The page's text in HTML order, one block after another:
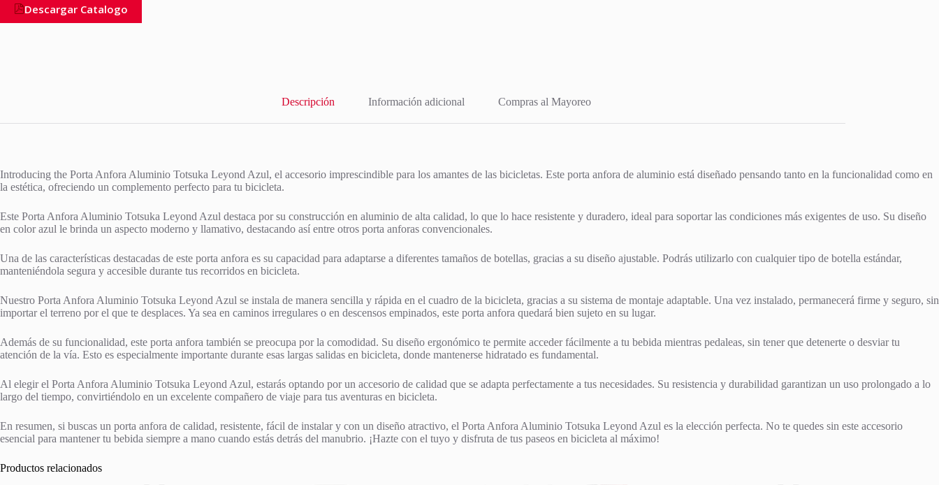
Descargar Catalogo
Descripción Información adicional Compras al Mayoreo
Introducing the Porta Anfora Aluminio Totsuka Leyond Azul, el accesorio imprescindible para los amantes de las bicicletas. Este porta anfora de aluminio está diseñado pensando tanto en la funcionalidad como en
la estética, ofreciendo un complemento perfecto para tu bicicleta.
Este Porta Anfora Aluminio Totsuka Leyond Azul destaca por su construcción en aluminio de alta calidad, lo que lo hace resistente y duradero, ideal para soportar las condiciones más exigentes de uso. Su diseño
en color azul le brinda un aspecto moderno y llamativo, destacando así entre otros porta anforas convencionales.
Una de las características destacadas de este porta anfora es su capacidad para adaptarse a diferentes tamaños de botellas, gracias a su diseño ajustable. Podrás utilizarlo con cualquier tipo de botella estándar,
manteniéndola segura y accesible durante tus recorridos en bicicleta.
Nuestro Porta Anfora Aluminio Totsuka Leyond Azul se instala de manera sencilla y rápida en el cuadro de la bicicleta, gracias a su sistema de montaje adaptable. Una vez instalado, permanecerá firme y seguro, sin
importar el terreno por el que te desplaces. Ya sea en caminos irregulares o en descensos empinados, este porta anfora quedará bien sujeto en su lugar.
Además de su funcionalidad, este porta anfora también se preocupa por la comodidad. Su diseño ergonómico te permite acceder fácilmente a tu bebida mientras pedaleas, sin tener que detenerte o desviar tu
atención de la vía. Esto es especialmente importante durante esas largas salidas en bicicleta, donde mantenerse hidratado es fundamental.
Al elegir el Porta Anfora Aluminio Totsuka Leyond Azul, estarás optando por un accesorio de calidad que se adapta perfectamente a tus necesidades. Su resistencia y durabilidad garantizan un uso prolongado a lo
largo del tiempo, convirtiéndolo en un excelente compañero de viaje para tus aventuras en bicicleta.
En resumen, si buscas un porta anfora de calidad, resistente, fácil de instalar y con un diseño atractivo, el Porta Anfora Aluminio Totsuka Leyond Azul es la elección perfecta. No te quedes sin este accesorio
esencial para mantener tu bebida siempre a mano cuando estás detrás del manubrio. ¡Hazte con el tuyo y disfruta de tus paseos en bicicleta al máximo!
Productos relacionados